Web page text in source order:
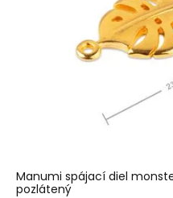
Manumi spájací diel
pozlátený